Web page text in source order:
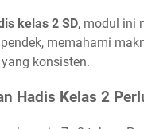
kelas 2 SD, modul ini
memahami
konsisten.
Hadis Kelas 2